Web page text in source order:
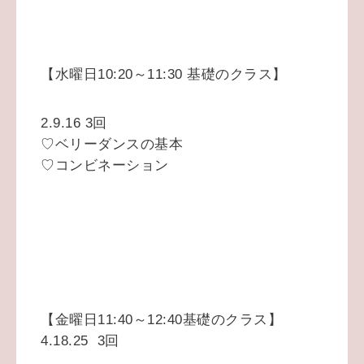
【水曜日10:20～11:30 基礎のクラス】
2.9.16 3回
♡ベリーダンスの基本
♡コンビネーション
【金曜日11:40～12:40基礎のクラス】
4.18.25 3回